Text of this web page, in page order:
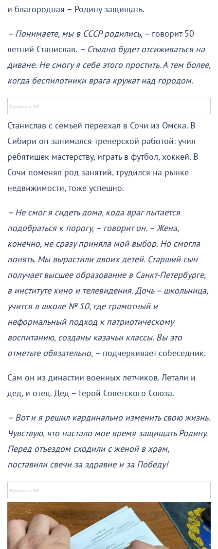
и благородная – Родину защищать.
– Понимаете, мы в СССР родились, – говорит 50-
летний Станислав. – Стыдно будет отсиживаться на
диване. Не смогу я себе этого простить. А тем более,
когда беспилотники врага кружат над городом.
Станислав с семьей переехал в Сочи из Омска. В
Сибири он занимался тренерской работой: учил
ребятишек мастерству, играть в футбол, хоккей. В
Сочи поменял род занятий, трудился на рынке
недвижимости, тоже успешно.
– Не смог я сидеть дома, кода враг пытается
подобраться к порогу, – говорит он. – Жена,
конечно, не сразу приняла мой выбор. Но смогла
понять. Мы вырастили двоих детей. Старший сын
получает высшее образование в Санкт-Петербурге,
в институте кино и телевидения. Дочь – школьница,
учится в школе № 10, где грамотный и
неформальный подход к патриотическому
воспитанию, созданы казачьи классы. Вы это
отметьте обязательно, – подчеркивает собеседник.
Сам он из династии военных летчиков. Летали и
дед, и отец. Дед – Герой Советского Союза.
– Вот и я решил кардинально изменить свою жизнь.
Чувствую, что настало мое время защищать Родину.
Перед отъездом сходили с женой в храм,
поставили свечи за здравие и за Победу!